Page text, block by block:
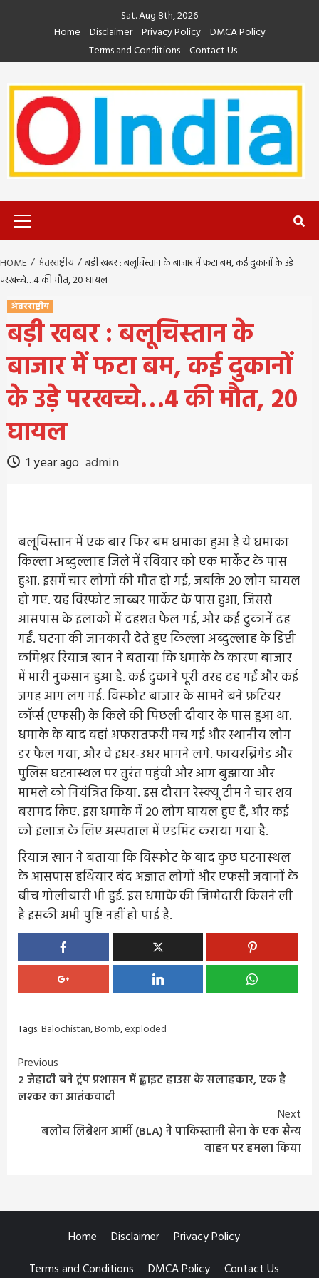
Sat. Aug 8th, 2026
Home
Disclaimer Privacy Policy DMCA Policy
Terms and Conditions Contact Us
HOME अंतरराष्ट्रीय
बड़ी खबर : बलूचिस्तान के बाजार में फटा बम, कई दुकानों के उड़े
परखच्चे…4 की मौत, 20 घायल
अंतरराष्ट्रीय
बड़ी खबर : बलूचिस्तान के
बाजार में फटा बम, कई दुकानों
के उड़े परखच्चे…4 की मौत, 20
घायल
1 year ago admin
बलूचिस्तान में एक बार फिर बम धमाका हुआ है ये धमाका
किल्ला अब्दुल्लाह जिले में रविवार को एक मार्केट के पास
हुआ. इसमें चार लोगों की मौत हो गई, जबकि 20 लोग घायल
हो गए. यह विस्फोट जाब्बर मार्केट के पास हुआ, जिससे
आसपास के इलाकों में दहशत फैल गई, और कई दुकानें ढह
गईं. घटना की जानकारी देते हुए किल्ला अब्दुल्लाह के डिप्टी
कमिश्नर रियाज खान ने बताया कि धमाके के कारण बाजार
में भारी नुकसान हुआ है. कई दुकानें पूरी तरह ढह गईं और कई
जगह आग लग गई. विस्फोट बाजार के सामने बने फ्रंटियर
कॉर्प्स (एफसी) के किले की पिछली दीवार के पास हुआ था.
धमाके के बाद वहां अफरातफरी मच गई और स्थानीय लोग
डर फैल गया, और वे इधर-उधर भागने लगे. फायरब्रिगेड और
पुलिस घटनास्थल पर तुरंत पहुंची और आग बुझाया और
मामले को नियंत्रित किया. इस दौरान रेस्क्यू टीम ने चार शव
बरामद किए. इस धमाके में 20 लोग घायल हुए हैं, और कई
को इलाज के लिए अस्पताल में एडमिट कराया गया है.
रियाज खान ने बताया कि विस्फोट के बाद कुछ घटनास्थल
के आसपास हथियार बंद अज्ञात लोगों और एफसी जवानों के
बीच गोलीबारी भी हुई. इस धमाके की जिम्मेदारी किसने ली
है इसकी अभी पुष्टि नहीं हो पाई है.
Tags:Balochistan,Bomb,exploded
Continue
Reading
Previous
2 जेहादी बने ट्रंप प्रशासन में ह्वाइट हाउस के सलाहकार, एक है
लश्कर का आतंकवादी
Next
बलोच लिब्रेशन आर्मी (BLA) ने पाकिस्तानी सेना के एक सैन्य
वाहन पर हमला किया
Home Disclaimer
Privacy Policy
Terms and Conditions
DMCA Policy Contact Us